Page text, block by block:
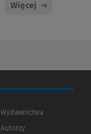
Więcej
Wydawnictwa
Autorzy